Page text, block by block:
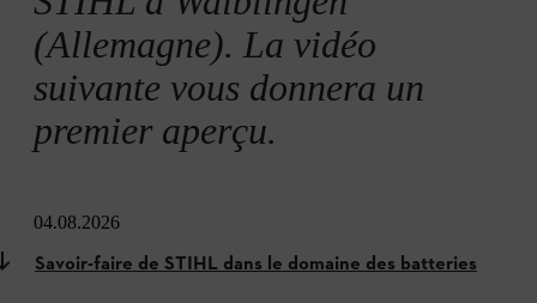
(Allemagne). La vidéo
suivante vous donnera un
premier aperçu.
04.08.2026
Savoir-faire de STIHL dans le domaine des batteries